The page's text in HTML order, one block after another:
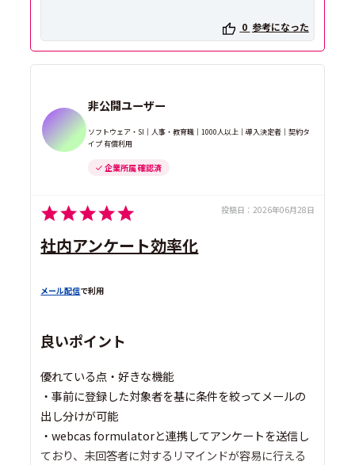
0 参考になった
非公開ユーザー
ソフトウェア・SI｜人事・教育職｜1000人以上｜導入決定者｜契約タ
イプ 有償利用
企業所属 確認済
投稿日： 2026年06月28日
社内アンケート効率化
メール配信で利用
良いポイント
優れている点・好きな機能
・事前に登録した対象者を基に条件を絞ってメールの
出し分けが可能
・webcas formulatorと連携してアンケートを送信し
ており、未回答者に対するリマインドが容易に行える